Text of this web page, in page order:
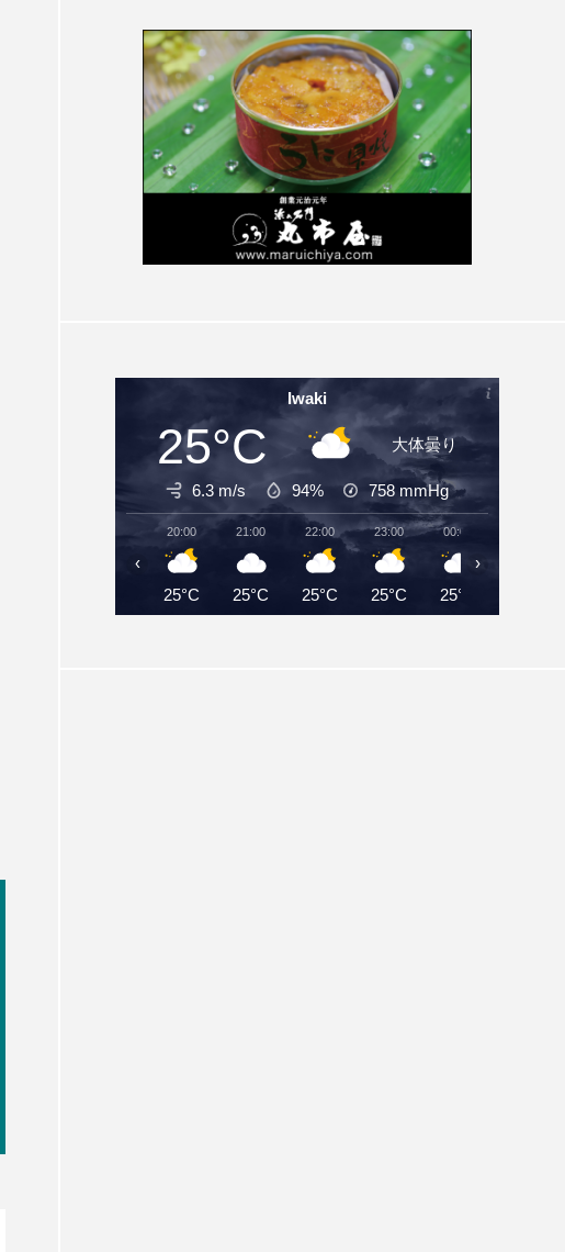
Iwaki
25°C 大体曇り
6.3 m/s 94% 758 mmHg
20:00
25°C
21:00
25°C
22:00
25°C
23:00
25°C
00:00
25°C
‹ ›